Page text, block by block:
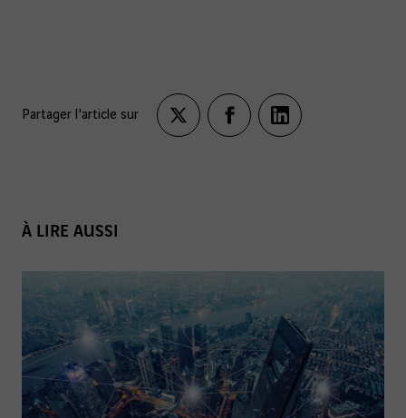
Partager l'article sur
Partagez
sur
Partagez
sur
Partagez
sur
À LIRE AUSSI